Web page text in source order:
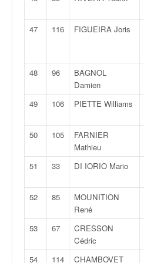
47
116 FIGUEIRA Joris
48 96
BAGNOL
Damien
49
106 PIETTE Williams
50
105
FARNIER
Mathieu
51
33 DI IORIO Mario
52
85
MOUNITION
René
53 67
CRESSON
Cédric
54
114 CHAMBOVET